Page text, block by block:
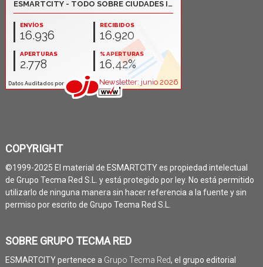
COPYRIGHT
©1999-2025 El material de ESMARTCITY es propiedad intelectual
de Grupo Tecma Red S.L. y está protegido por ley. No está permitido
utilizarlo de ninguna manera sin hacer referencia a la fuente y sin
permiso por escrito de Grupo Tecma Red S.L.
SOBRE GRUPO TECMA RED
ESMARTCITY pertenece a Grupo Tecma Red, el grupo editorial